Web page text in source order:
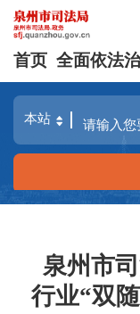
首页 全面依法
泉州市
行业“双